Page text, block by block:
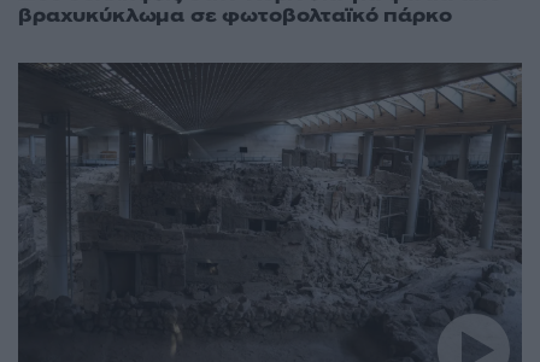
βραχυκύκλωμα σε φωτοβολταϊκό πάρκο